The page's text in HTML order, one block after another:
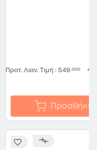
Προτ. Λιαν. Τιμή : 549,00€
Προσθήκη